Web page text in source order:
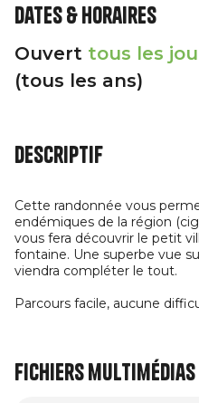
Dates & horaires
Ouvert tous les
(tous les ans)
Descriptif
Cette randonnée vous
endémiques de la région
vous fera découvrir le petit
fontaine. Une superbe vue
viendra compléter le tout.
Parcours facile, aucune
Fichiers multimédias